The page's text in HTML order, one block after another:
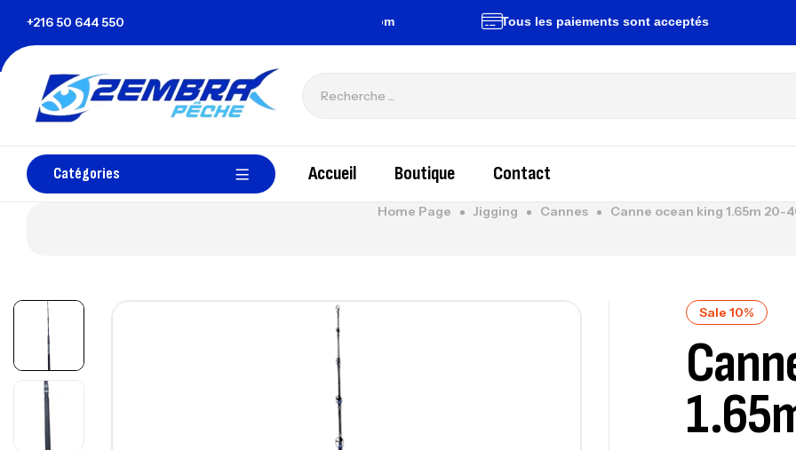
+216 50 644 550
Tunisie Tous les paiements sont acceptés
Catégories Accueil Boutique Contact
Home Page Jigging Cannes Canne ocean king 1.65m 20-
Sale 10%